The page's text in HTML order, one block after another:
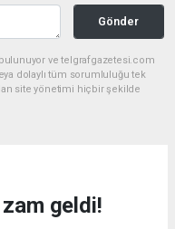
Gönder
ve telgrafgazetesi.com
dolaylı tüm sorumluluğu tek
site yönetimi hiçbir şekilde
geldi!